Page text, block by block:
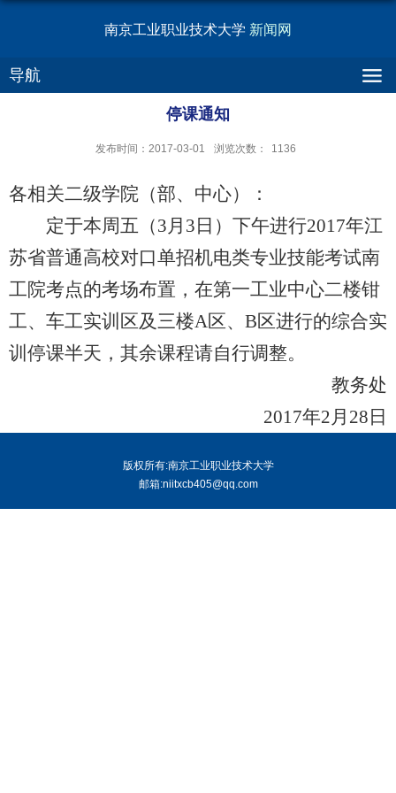
南京工业职业技术大学 新闻网
导航
停课通知
发布时间：2017-03-01 浏览次数： 1136
各相关二级学院（部、中心）：
定于本周五（3月3日）下午进行2017年江
苏省普通高校对口单招机电类专业技能考试南
工院考点的考场布置，在第一工业中心二楼钳
工、车工实训区及三楼A区、B区进行的综合实
训停课半天，其余课程请自行调整。
教务处
2017年2月28日
版权所有:南京工业职业技术大学
邮箱:niitxcb405@qq.com